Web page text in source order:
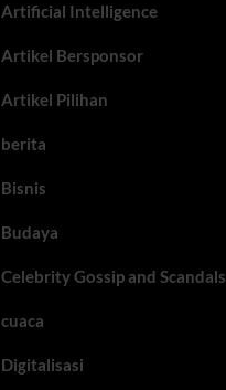
Artificial Intelligence
Artikel Bersponsor
Artikel Pilihan
berita
Bisnis
Budaya
Celebrity Gossip and Scandals
cuaca
Digitalisasi